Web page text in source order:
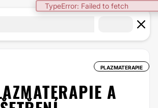
TypeError: Failed to fetch
PLAZMATERAPIE
A